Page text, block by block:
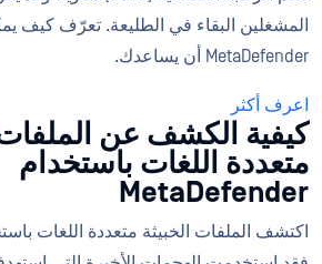
MetaDefender أن يساعدك.
اعرف أكثر
كيفية الكشف عن الملفات
متعددة اللغات باستخدام
MetaDefender